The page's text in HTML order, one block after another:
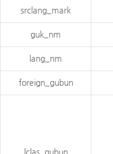
srclang_mark
guk_nm
lang_nm
foreign_gubun
lclas_gubun